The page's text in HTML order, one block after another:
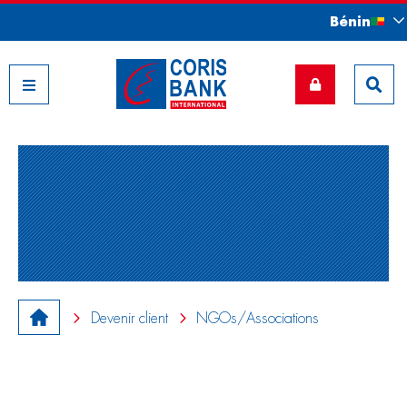
Bénin
Devenir client NGOs/Associations